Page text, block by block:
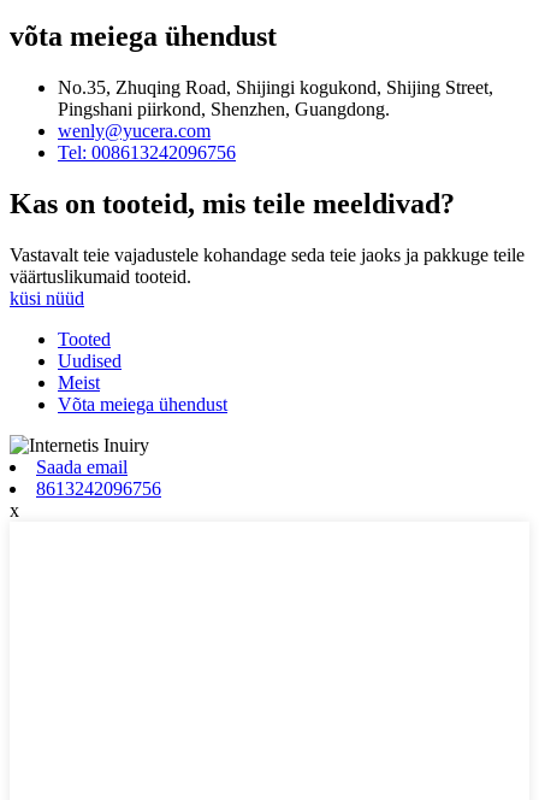
võta meiega ühendust
No.35, Zhuqing Road, Shijingi kogukond, Shijing Street,
Pingshani piirkond, Shenzhen, Guangdong.
wenly@yucera.com
Tel: 008613242096756
Kas on tooteid, mis teile meeldivad?
Vastavalt teie vajadustele kohandage seda teie jaoks ja pakkuge teile
väärtuslikumaid tooteid.
küsi nüüd
Tooted
Uudised
Meist
Võta meiega ühendust
Saada email
8613242096756
x